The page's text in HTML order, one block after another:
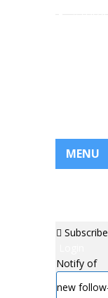
MENU
Subscribe
Notify of